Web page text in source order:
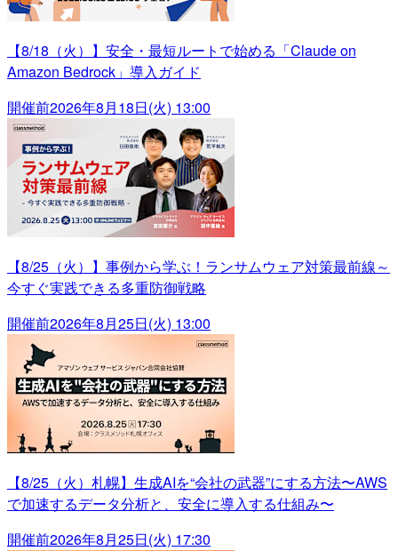
【8/18（火）】安全・最短ルートで始める「Claude on
Amazon Bedrock」導入ガイド
開催前2026年8月18日(火) 13:00
【8/25（火）】事例から学ぶ！ランサムウェア対策最前線～
今すぐ実践できる多重防御戦略
開催前2026年8月25日(火) 13:00
【8/25（火）札幌】生成AIを“会社の武器”にする方法〜AWS
で加速するデータ分析と、安全に導入する仕組み〜
開催前2026年8月25日(火) 17:30